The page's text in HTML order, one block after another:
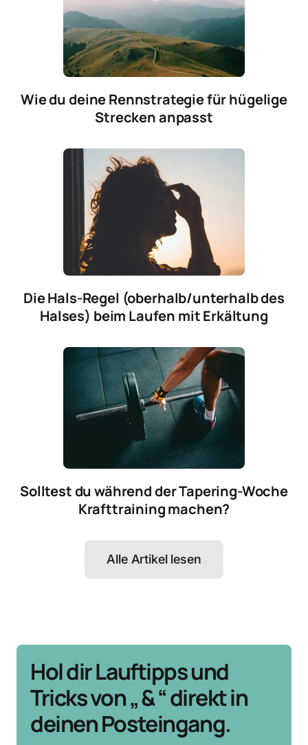
Wie du deine Rennstrategie für hügelige
Strecken anpasst
Die Hals-Regel (oberhalb/unterhalb des
Halses) beim Laufen mit Erkältung
Solltest du während der Tapering-Woche
Krafttraining machen?
Alle Artikel lesen
Hol dir Lauftipps und
Tricks von „ & “ direkt in
deinen Posteingang.